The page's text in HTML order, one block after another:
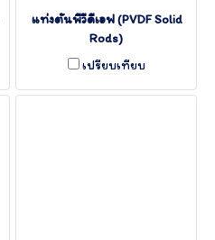
แท่งตันพีวีดีเอฟ (PVDF Solid
Rods)
เปรียบเทียบ